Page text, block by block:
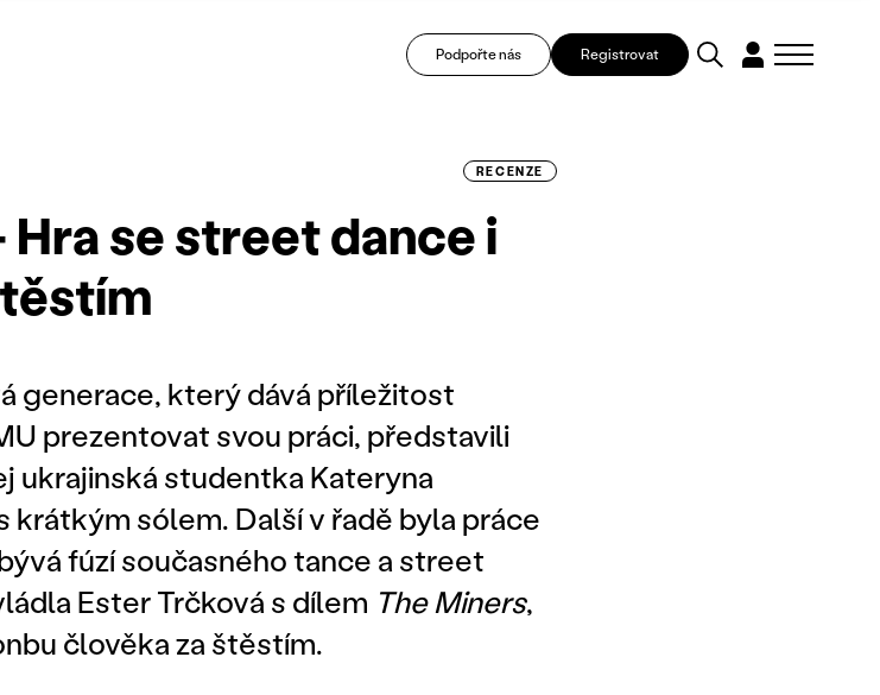
Podpořte nás Registrovat
RECENZE
se street dance i
generace, který dává příležitost
prezentovat svou práci, představili
ukrajinská studentka Kateryna
krátkým sólem. Další v řadě byla práce
fúzí současného tance a street
Ester Trčková s dílem The Miners,
člověka za štěstím.